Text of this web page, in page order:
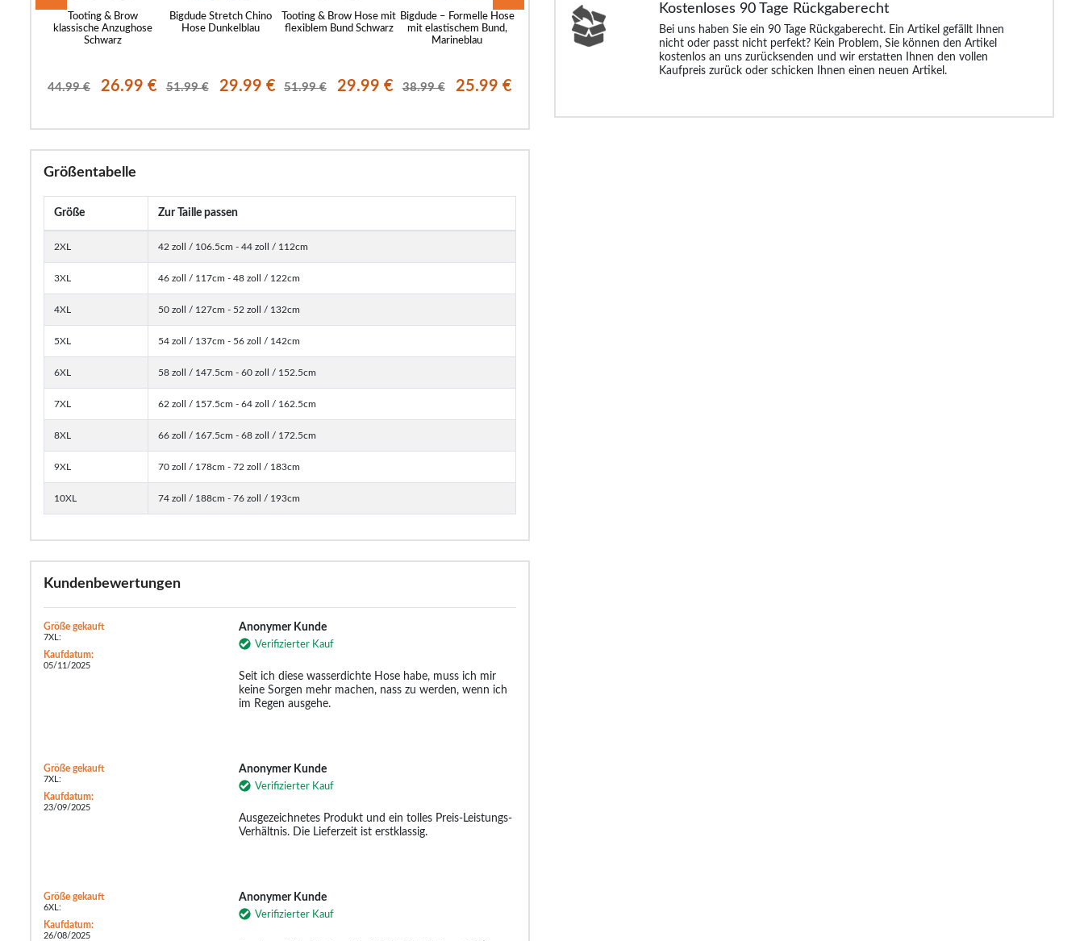
Kostenloses 90 Tage Rückgaberecht
Bei uns haben Sie ein 90 Tage Rückgaberecht. Ein Artikel gefällt Ihnen
nicht oder passt nicht perfekt? Kein Problem, Sie können den Artikel
kostenlos an uns zurücksenden und wir erstatten Ihnen den vollen
Kaufpreis zurück oder schicken Ihnen einen neuen Artikel.
Tooting & Brow
klassische Anzughose
Schwarz
44.99 € 26.99 €
Bigdude Stretch Chino
Hose Dunkelblau
51.99 € 29.99 €
Tooting & Brow Hose mit
flexiblem Bund Schwarz
51.99 € 29.99 €
Bigdude – Formelle Hose
mit elastischem Bund,
Marineblau
38.99 € 25.99 €
Bigdude elastische
Cargohose Marineblau
Stretch-Cargohose
Schwarz
Bigdude Strapazierfähige
Arbeitshose, Anthrazit
Anzughose Pierlo
Schwarz
klassische
Größentabelle
Größe Zur Taille passen
2XL 42 zoll / 106.5cm - 44 zoll / 112cm
3XL 46 zoll / 117cm - 48 zoll / 122cm
4XL 50 zoll / 127cm - 52 zoll / 132cm
5XL 54 zoll / 137cm - 56 zoll / 142cm
6XL 58 zoll / 147.5cm - 60 zoll / 152.5cm
7XL 62 zoll / 157.5cm - 64 zoll / 162.5cm
8XL 66 zoll / 167.5cm - 68 zoll / 172.5cm
9XL 70 zoll / 178cm - 72 zoll / 183cm
10XL 74 zoll / 188cm - 76 zoll / 193cm
Kundenbewertungen
Größe gekauft
7XL:
Kaufdatum:
05/11/2025
Anonymer Kunde
Verifizierter Kauf
Seit ich diese wasserdichte Hose habe, muss ich mir
keine Sorgen mehr machen, nass zu werden, wenn ich
im Regen ausgehe.
Größe gekauft
7XL:
Kaufdatum:
23/09/2025
Anonymer Kunde
Verifizierter Kauf
Ausgezeichnetes Produkt und ein tolles Preis-Leistungs-
Verhältnis. Die Lieferzeit ist erstklassig.
Größe gekauft
6XL:
Kaufdatum:
26/08/2025
Anonymer Kunde
Verifizierter Kauf